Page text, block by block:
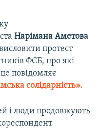
Нарімана Аметова
протест
ФСБ, про які
повідомляє
солідарність».
і люди продовжують